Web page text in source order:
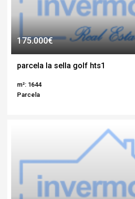
175.000€
parcela la sella golf hts1
m²: 1644
Parcela